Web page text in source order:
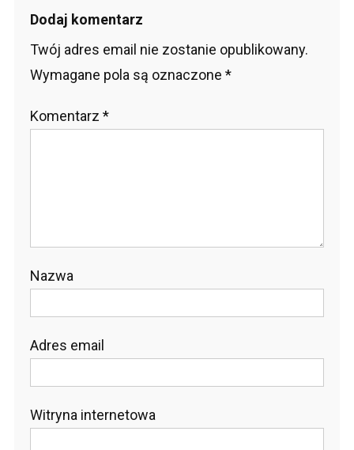
Dodaj komentarz
Twój adres email nie zostanie opublikowany.
Wymagane pola są oznaczone *
Komentarz *
Nazwa
Adres email
Witryna internetowa